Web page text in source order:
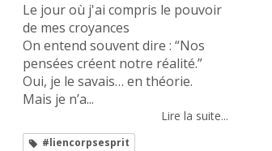
Le jour où j'ai compris le pouvoir
de mes croyances
On entend souvent dire : “Nos
pensées créent notre réalité.”
Oui, je le savais… en théorie.
Mais je n’a...
Lire la suite...
#liencorpsesprit